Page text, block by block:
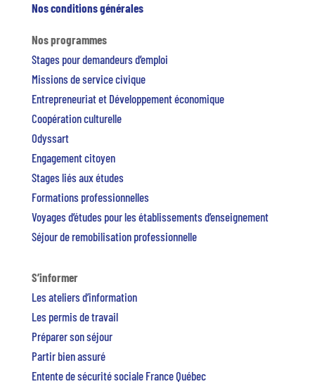
Nos conditions générales
Nos programmes
Stages pour demandeurs d’emploi
Missions de service civique
Entrepreneuriat et Développement économique
Coopération culturelle
Odyssart
Engagement citoyen
Stages liés aux études
Formations professionnelles
Voyages d’études pour les établissements d’enseignement
Séjour de remobilisation professionnelle
S’informer
Les ateliers d’information
Les permis de travail
Préparer son séjour
Partir bien assuré
Entente de sécurité sociale France Québec